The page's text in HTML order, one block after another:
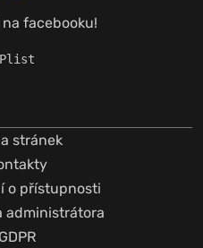
facebooku!
stránek
o přístupnosti
administrátora
GDPR